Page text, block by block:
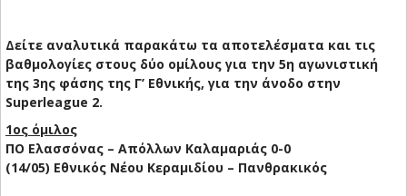
Δείτε αναλυτικά παρακάτω τα αποτελέσματα και τις
βαθμολογίες στους δύο ομίλους για την 5η αγωνιστική
της 3ης φάσης της Γ’ Εθνικής, για την άνοδο στην
Superleague 2.
1ος όμιλος
ΠΟ Ελασσόνας – Απόλλων Καλαμαριάς 0-0
(14/05) Εθνικός Νέου Κεραμιδίου – Πανθρακικός